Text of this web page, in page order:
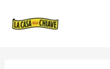
ARTICOLI